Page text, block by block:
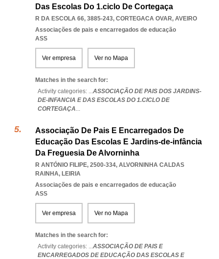
Das Escolas Do 1.ciclo De Cortegaça
R DA ESCOLA 66, 3885-243, CORTEGACA OVAR, AVEIRO
Associações de pais e encarregados de educação
ASS
Ver empresa Ver no Mapa
Matches in the search for:
Activity categories: ...ASSOCIAÇÃO DE PAIS DOS JARDINS-
DE-INFANCIA E DAS ESCOLAS DO 1.CICLO DE
CORTEGAÇA...
Associação De Pais E Encarregados De
Educação Das Escolas E Jardins-de-infância
Da Freguesia De Alvorninha
R ANTÓNIO FILIPE, 2500-334, ALVORNINHA CALDAS
RAINHA, LEIRIA
Associações de pais e encarregados de educação
ASS
Ver empresa Ver no Mapa
Matches in the search for:
Activity categories: ...ASSOCIAÇÃO DE PAIS E
ENCARREGADOS DE EDUCAÇÃO DAS ESCOLAS E